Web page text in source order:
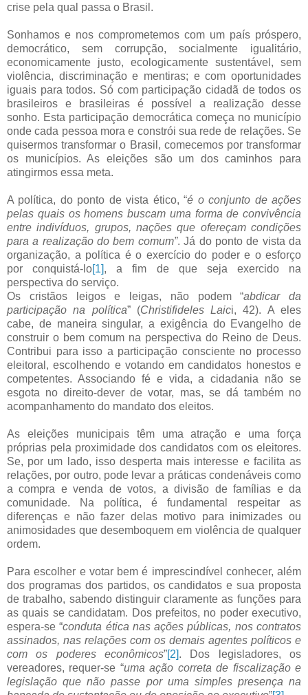
crise pela qual passa o Brasil.
Sonhamos e nos comprometemos com um país próspero,
democrático, sem corrupção, socialmente igualitário,
economicamente justo, ecologicamente sustentável, sem
violência, discriminação e mentiras; e com oportunidades
iguais para todos. Só com participação cidadã de todos os
brasileiros e brasileiras é possível a realização desse
sonho. Esta participação democrática começa no município
onde cada pessoa mora e constrói sua rede de relações. Se
quisermos transformar o Brasil, comecemos por transformar
os municípios. As eleições são um dos caminhos para
atingirmos essa meta.
A política, do ponto de vista ético, “é o conjunto de ações
pelas quais os homens buscam uma forma de convivência
entre indivíduos, grupos, nações que ofereçam condições
para a realização do bem comum”. Já do ponto de vista da
organização, a política é o exercício do poder e o esforço
por conquistá-lo[1], a fim de que seja exercido na
perspectiva do serviço.
Os cristãos leigos e leigas, não podem “abdicar da
participação na política” (Christifideles Laici, 42). A eles
cabe, de maneira singular, a exigência do Evangelho de
construir o bem comum na perspectiva do Reino de Deus.
Contribui para isso a participação consciente no processo
eleitoral, escolhendo e votando em candidatos honestos e
competentes. Associando fé e vida, a cidadania não se
esgota no direito-dever de votar, mas, se dá também no
acompanhamento do mandato dos eleitos.
As eleições municipais têm uma atração e uma força
próprias pela proximidade dos candidatos com os eleitores.
Se, por um lado, isso desperta mais interesse e facilita as
relações, por outro, pode levar a práticas condenáveis como
a compra e venda de votos, a divisão de famílias e da
comunidade. Na política, é fundamental respeitar as
diferenças e não fazer delas motivo para inimizades ou
animosidades que desemboquem em violência de qualquer
ordem.
Para escolher e votar bem é imprescindível conhecer, além
dos programas dos partidos, os candidatos e sua proposta
de trabalho, sabendo distinguir claramente as funções para
as quais se candidatam. Dos prefeitos, no poder executivo,
espera-se “conduta ética nas ações públicas, nos contratos
assinados, nas relações com os demais agentes políticos e
com os poderes econômicos”[2]. Dos legisladores, os
vereadores, requer-se “uma ação correta de fiscalização e
legislação que não passe por uma simples presença na